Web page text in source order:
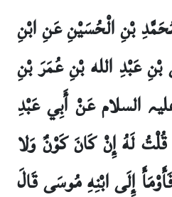
بْنِ الْحُسَيْنِ عَنِ ابْنِ
عَبْدِ الله بْنِ عُمَرَ بْنِ
السلام عَنْ أَبِي عَبْدِ
قُلْتُ لَهُ إِنْ كَانَ كَوْنٌ وَلا
إِلَى ابْنِهِ مُوسَى قَالَ